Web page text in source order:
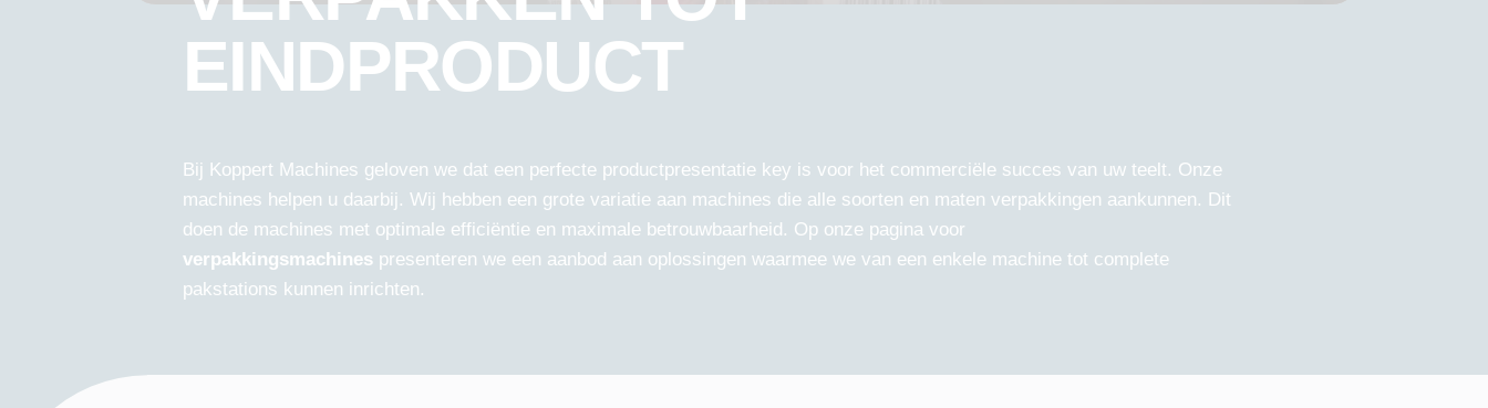
EINDPRODUCT
Bij Koppert Machines geloven we dat een perfecte productpresentatie key is voor het commerciële succes van uw teelt. Onze
machines helpen u daarbij. Wij hebben een grote variatie aan machines die alle soorten en maten verpakkingen aankunnen. Dit
doen de machines met optimale efficiëntie en maximale betrouwbaarheid. Op onze pagina voor
verpakkingsmachines presenteren we een aanbod aan oplossingen waarmee we van een enkele machine tot complete
pakstations kunnen inrichten.